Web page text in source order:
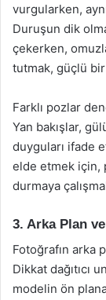
vurgularken,
Duruşun dik
çekerken,
tutmak, güçlü
Farklı pozlar
Yan bakışlar,
duyguları ifade
elde etmek için,
durmaya
3. Arka Plan
Fotoğrafın arka
Dikkat dağıtıcı
modelin ön